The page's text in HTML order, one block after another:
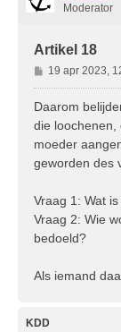
Moderator
Artikel 18
B
e
r
h
t
19 apr 2023,
Daarom
die loochenen,
moeder
geworden des
Vraag 1: Wat
Vraag 2: Wie
bedoeld?
Als iemand
KDD